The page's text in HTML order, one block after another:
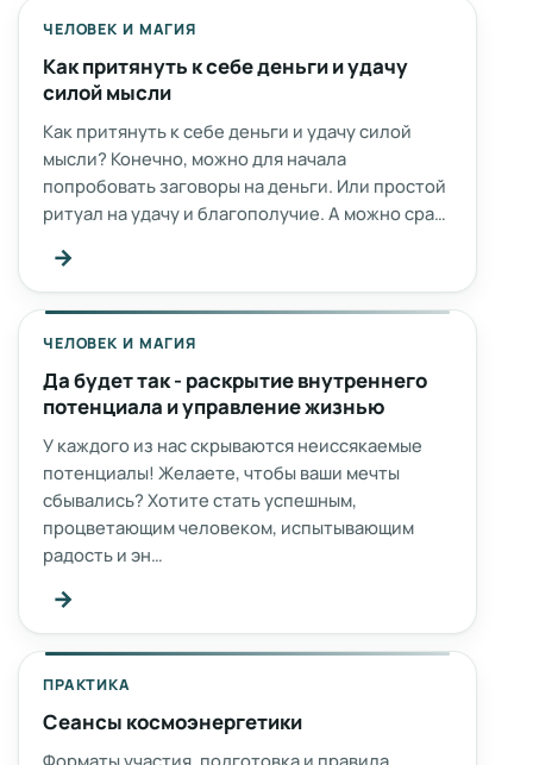
ЧЕЛОВЕК И МАГИЯ
Как притянуть к себе деньги и удачу
силой мысли
Как притянуть к себе деньги и удачу силой
мысли? Конечно, можно для начала
попробовать заговоры на деньги. Или простой
ритуал на удачу и благополучие. А можно сра…
→
ЧЕЛОВЕК И МАГИЯ
Да будет так - раскрытие внутреннего
потенциала и управление жизнью
У каждого из нас скрываются неиссякаемые
потенциалы! Желаете, чтобы ваши мечты
сбывались? Хотите стать успешным,
процветающим человеком, испытывающим
радость и эн…
→
ПРАКТИКА
Сеансы космоэнергетики
Форматы участия, подготовка и правила